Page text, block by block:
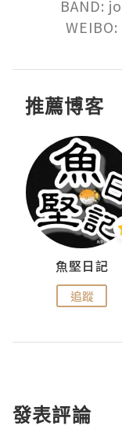
BAND:
推薦博客
魚堅日記
追蹤
發表評論